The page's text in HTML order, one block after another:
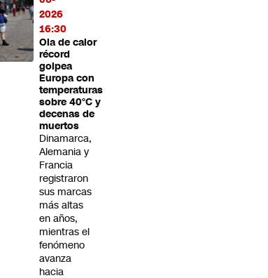
2026
16:30
Ola de calor
récord
golpea
Europa con
temperaturas
sobre 40°C y
decenas de
muertos
Dinamarca,
Alemania y
Francia
registraron
sus marcas
más altas
en años,
mientras el
fenómeno
avanza
hacia